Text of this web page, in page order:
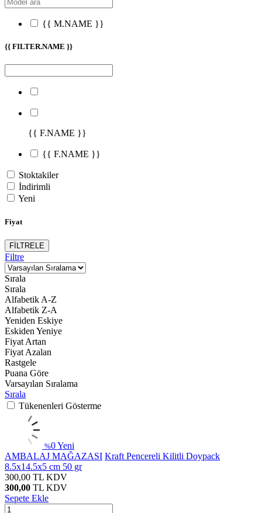
{{ M.NAME }}
{{ FILTER.NAME }}
{{ F.NAME }}
{{ F.NAME }}
Stoktakiler
İndirimli
Yeni
Fiyat
FİLTRELE
Filtre
Sırala
Sırala
Alfabetik A-Z
Alfabetik Z-A
Yeniden Eskiye
Eskiden Yeniye
Fiyat Artan
Fiyat Azalan
Rastgele
Puana Göre
Varsayılan Sıralama
Sırala
Tükenenleri Gösterme
%0Yeni
AMBALAJ MAĞAZASI Kraft Pencereli Kilitli Doypack
8.5x14.5x5 cm 50 gr
300,00 TL KDV
300,00 TL KDV
Sepete Ekle